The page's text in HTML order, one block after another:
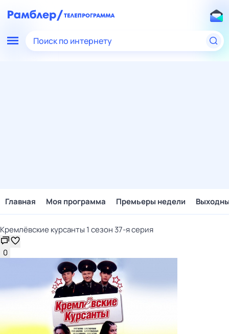
Поиск по интернету
Главная Моя программа Премьеры недели
Кремлёвские курсанты 1 сезон 37-я серия
0